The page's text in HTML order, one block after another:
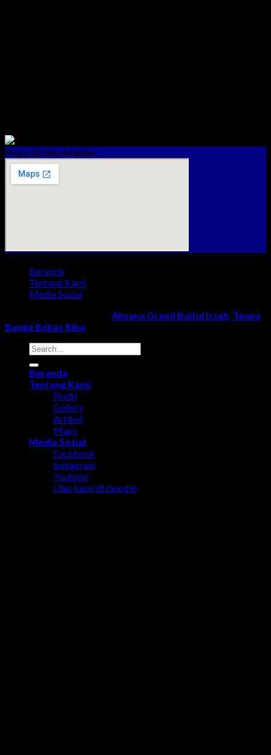
Maps Ahsana Madiun
Beranda
Tentang Kami
Media Sosial
Ahsana Grand Baitul Izzah, Tanpa
Bunga Bebas Riba
Beranda
Tentang Kami
Profil
Gallery
Artikel
Maps
Media Sosial
Facebook
Instagram
Youtube
Ulas kami di Google